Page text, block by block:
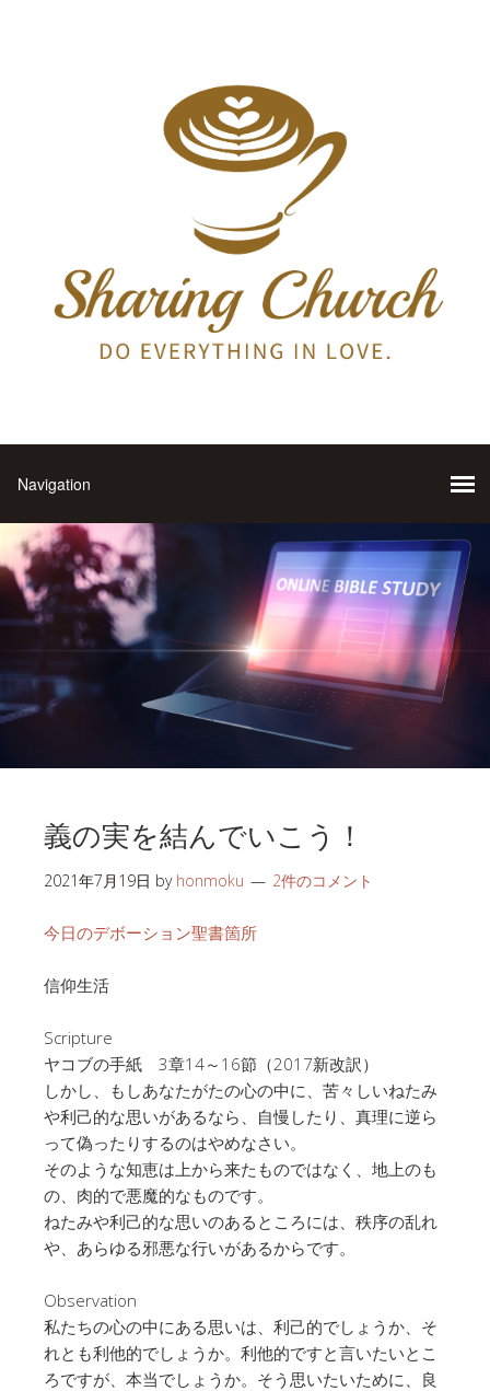
義の実を結んでいこう！
2021年7月19日 by honmoku 2件のコメント
今日のデボーション聖書箇所
信仰生活
Scripture
ヤコブの手紙 3章14～16節（2017新改訳）
しかし、もしあなたがたの心の中に、苦々しいねたみ
や利己的な思いがあるなら、自慢したり、真理に逆ら
って偽ったりするのはやめなさい。
そのような知恵は上から来たものではなく、地上のも
の、肉的で悪魔的なものです。
ねたみや利己的な思いのあるところには、秩序の乱れ
や、あらゆる邪悪な行いがあるからです。
Observation
私たちの心の中にある思いは、利己的でしょうか、そ
れとも利他的でしょうか。利他的ですと言いたいとこ
ろですが、本当でしょうか。そう思いたいために、良